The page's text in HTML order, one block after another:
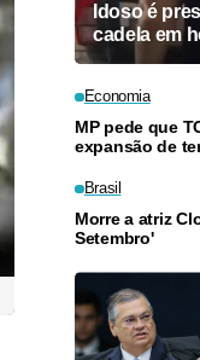
Idoso é
cadela em
Economia
MP pede que
expansão de
Brasil
Morre a atriz
Setembro'